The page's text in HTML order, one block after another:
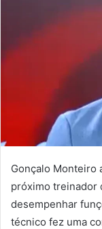
Gonçalo Monteiro
próximo treinador
desempenhar
técnico fez uma